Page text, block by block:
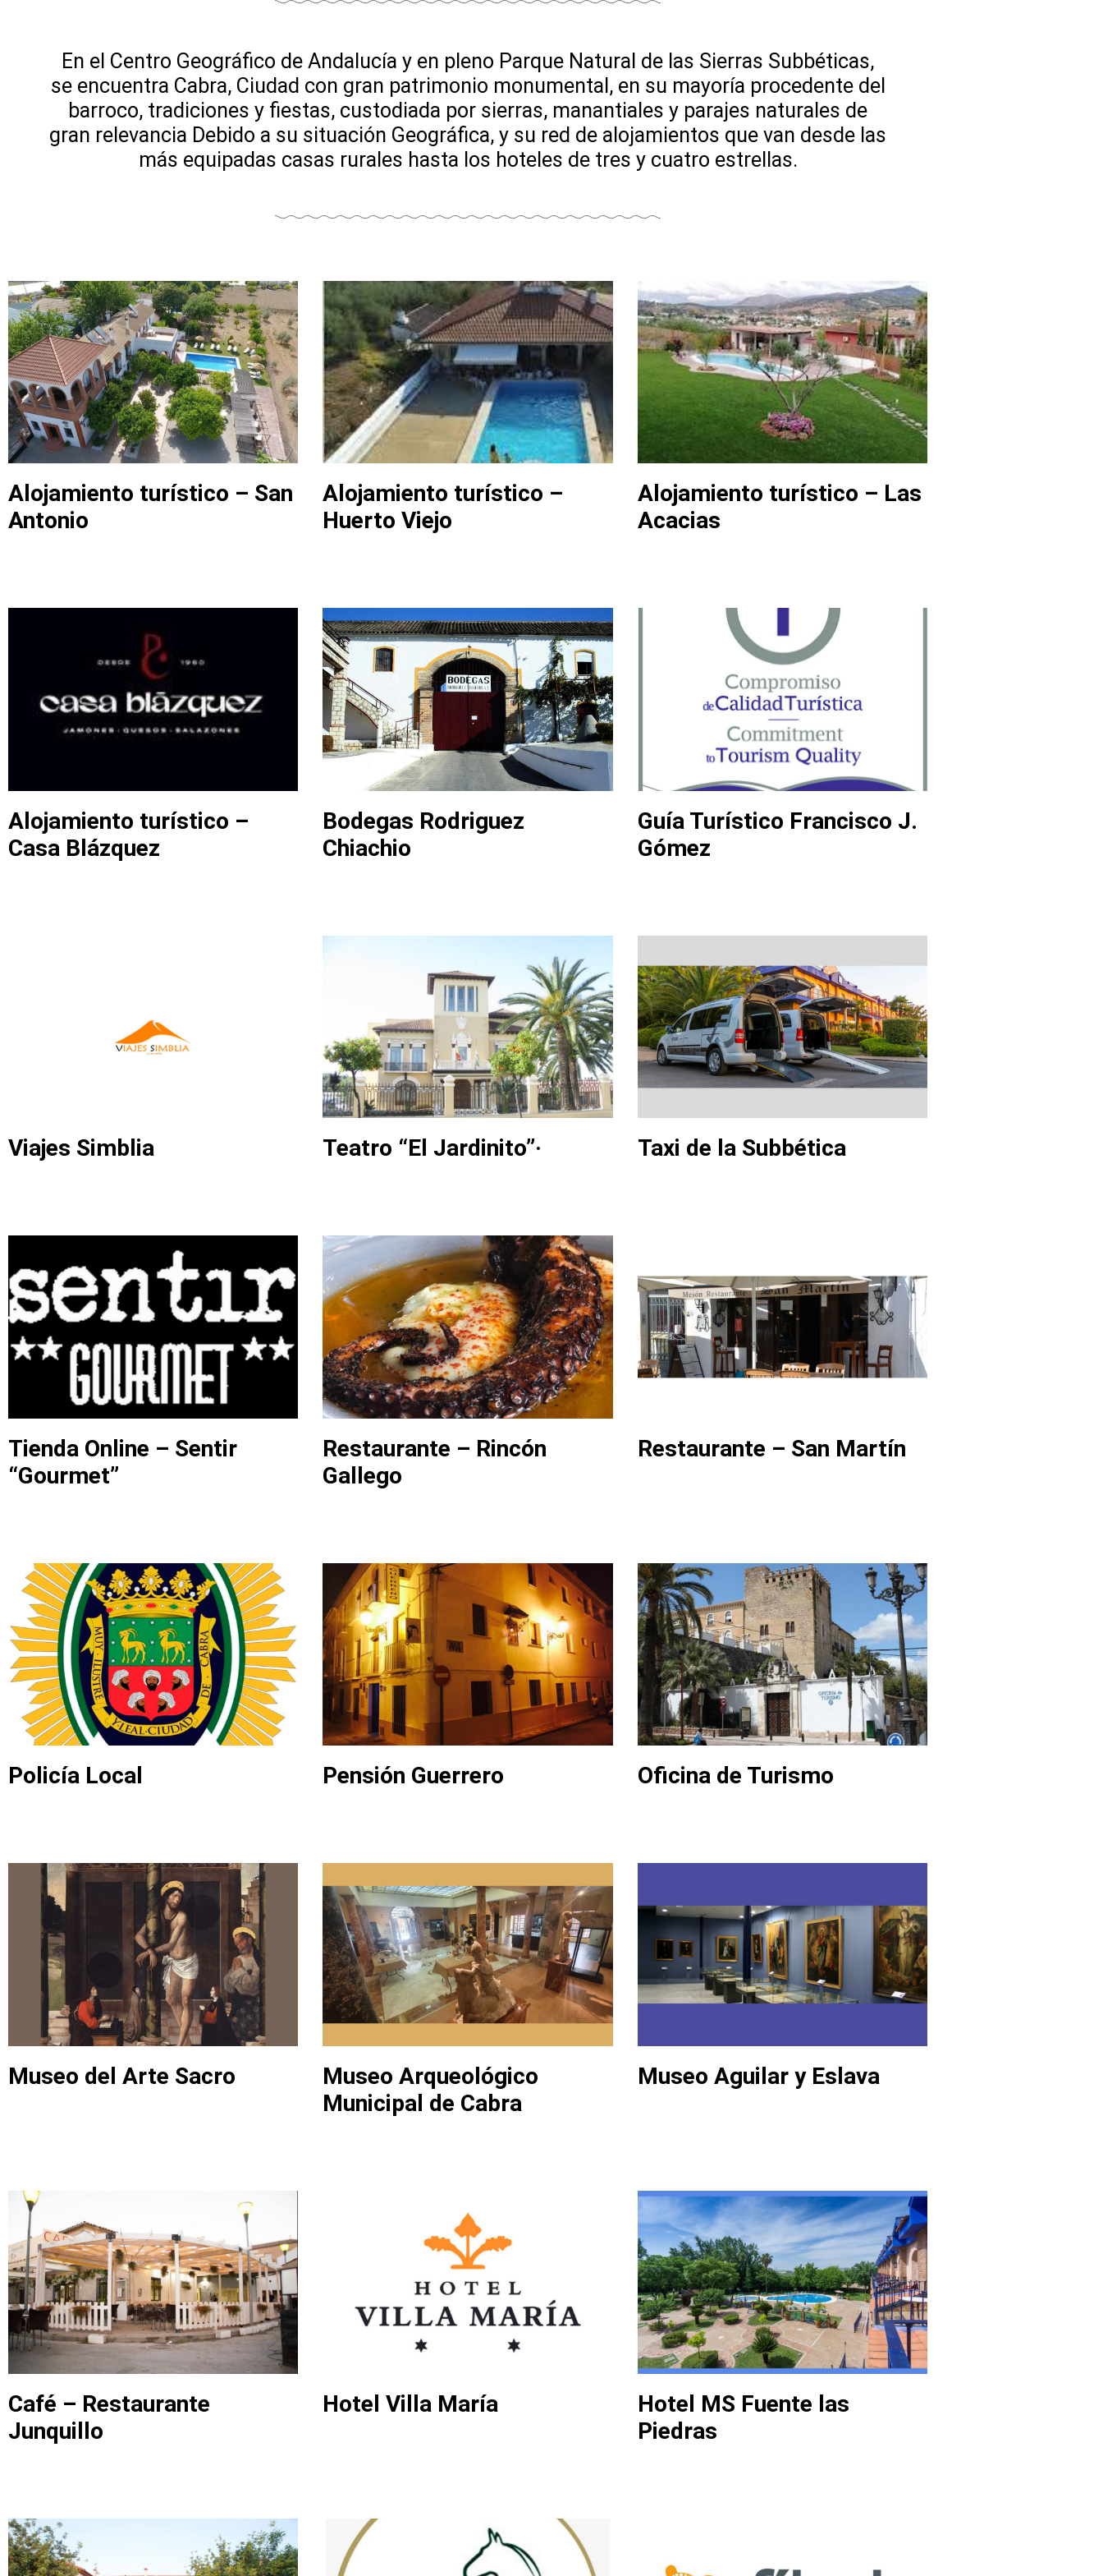
En el Centro Geográfico de Andalucía y en pleno Parque Natural de las Sierras Subbéticas,
se encuentra Cabra, Ciudad con gran patrimonio monumental, en su mayoría procedente del
barroco, tradiciones y fiestas, custodiada por sierras, manantiales y parajes naturales de
gran relevancia Debido a su situación Geográfica, y su red de alojamientos que van desde las
más equipadas casas rurales hasta los hoteles de tres y cuatro estrellas.
Alojamiento turístico – San
Antonio
Alojamiento turístico –
Huerto Viejo
Alojamiento turístico – Las
Acacias
Alojamiento turístico –
Casa Blázquez
Bodegas Rodriguez
Chiachio
Guía Turístico Francisco J.
Gómez
Viajes Simblia Teatro “El Jardinito”· Taxi de la Subbética
Tienda Online – Sentir
“Gourmet”
Restaurante – Rincón
Gallego
Restaurante – San Martín
Policía Local Pensión Guerrero Oficina de Turismo
Museo del Arte Sacro
Museo Arqueológico
Municipal de Cabra
Museo Aguilar y Eslava
Café – Restaurante
Junquillo
Hotel Villa María
Hotel MS Fuente las
Piedras